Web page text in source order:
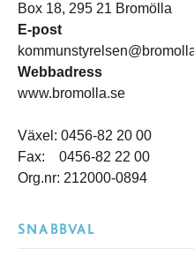
Box 18, 295 21 Bromölla
E-post
Webbadress
www.bromolla.se
Växel: 0456-82 20 00
Fax: 0456-82 22 00
Org.nr: 212000-0894
SNABBVAL